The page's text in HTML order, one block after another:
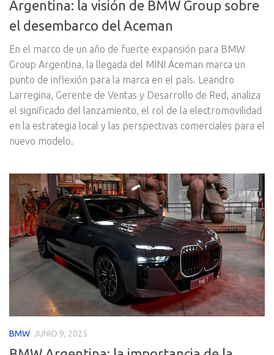
Argentina: la visión de BMW Group sobre
el desembarco del Aceman
En el marco de un año de fuerte expansión para BMW
Group Argentina, la llegada del MINI Aceman marca un
punto de inflexión para la marca en el país. Leandro
Larregina, Gerente de Ventas y Desarrollo de Red, analiza
el significado del lanzamiento, el rol de la electromovilidad
en la estrategia local y las perspectivas comerciales para el
nuevo modelo.
BMW JUNIO 9, 2025